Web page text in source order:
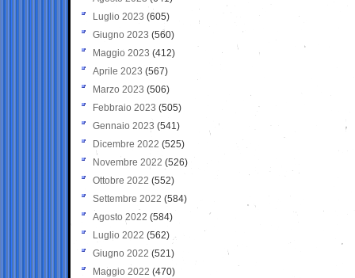
Luglio 2023 (605)
Giugno 2023 (560)
Maggio 2023 (412)
Aprile 2023 (567)
Marzo 2023 (506)
Febbraio 2023 (505)
Gennaio 2023 (541)
Dicembre 2022 (525)
Novembre 2022 (526)
Ottobre 2022 (552)
Settembre 2022 (584)
Agosto 2022 (584)
Luglio 2022 (562)
Giugno 2022 (521)
Maggio 2022 (470)